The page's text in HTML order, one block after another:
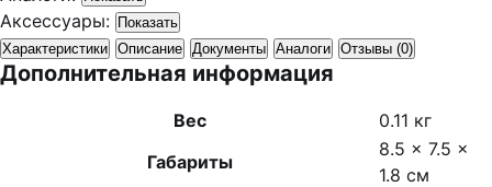
Аксессуары: Показать
Характеристики Описание Документы Аналоги Отзывы (0)
Дополнительная информация
Вес
0.11 кг
Габариты
8.5 × 7.5 ×
1.8 см